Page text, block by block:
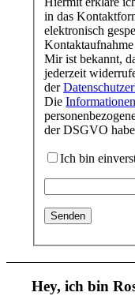
in das
elektronisch
Mir ist bekannt,
jederzeit
der
DieInformationen
der DSGVO
Ich bin
Hey, ich bin